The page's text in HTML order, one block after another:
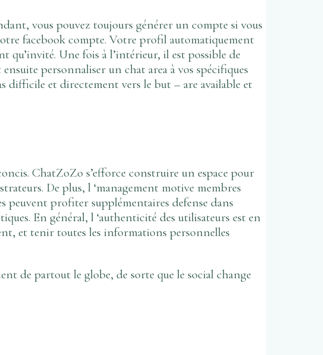
vous pouvez toujours générer un compte si vous
facebook compte. Votre profil automatiquement
Une fois à l’intérieur, il est possible de
personnaliser un chat area à vos spécifiques
difficile et directement vers le but – are available et
ChatZoZo s’efforce ​​construire un espace pour
De plus, l ‘management motive membres
profiter supplémentaires defense dans
En général, l ‘authenticité des utilisateurs est en
et tenir toutes les informations personnelles
de partout le globe, de sorte que le social change